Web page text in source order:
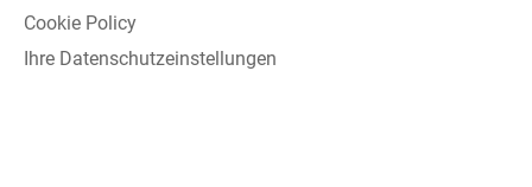
Cookie Policy
Ihre Datenschutzeinstellungen